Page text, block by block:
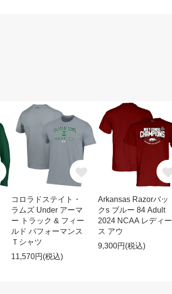
コロラドステイト・
ラムズ Under アーマ
ー トラック & フィー
ルド パフォーマンス
Ｔシャツ
11,570円(税込)
Arkansas Razorバッ
クs ブルー 84 Adult
2024 NCAA レディー
ス アウ
9,300円(税込)